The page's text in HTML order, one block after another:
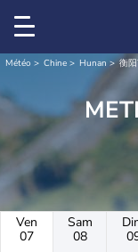
Météo Chine Hunan 衡
Ven
07
Sam
08